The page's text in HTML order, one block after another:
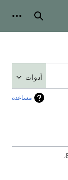
بحث
أدوات
مساعدة